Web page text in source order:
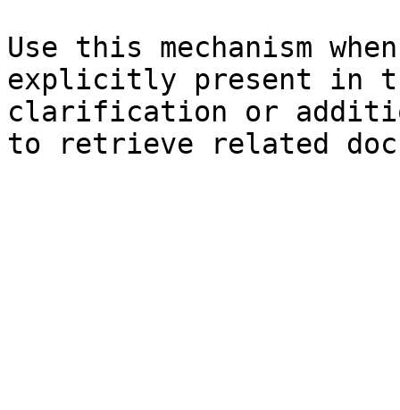
Use this mechanism
explicitly present in
clarification or